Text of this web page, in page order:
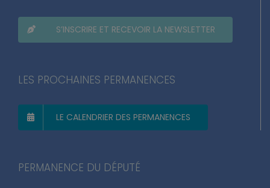
S’INSCRIRE ET RECEVOIR LA NEWSLETTER
LES PROCHAINES PERMANENCES
LE CALENDRIER DES PERMANENCES
PERMANENCE DU DÉPUTÉ